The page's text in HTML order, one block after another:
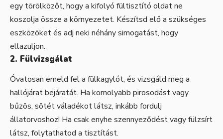
egy törölközőt, hogy a kifolyó fültisztító oldat ne
koszolja össze a környezetet. Készítsd elő a szükséges
eszközöket és adj neki néhány simogatást, hogy
ellazuljon.
2. Fülvizsgálat
Óvatosan emeld fel a fülkagylót, és vizsgáld meg a
hallójárat bejáratát. Ha komolyabb pirosodást vagy
bűzös, sötét váladékot látsz, inkább fordulj
állatorvoshoz! Ha csak enyhe szennyeződést vagy fülzsírt
látsz, folytathatod a tisztítást.